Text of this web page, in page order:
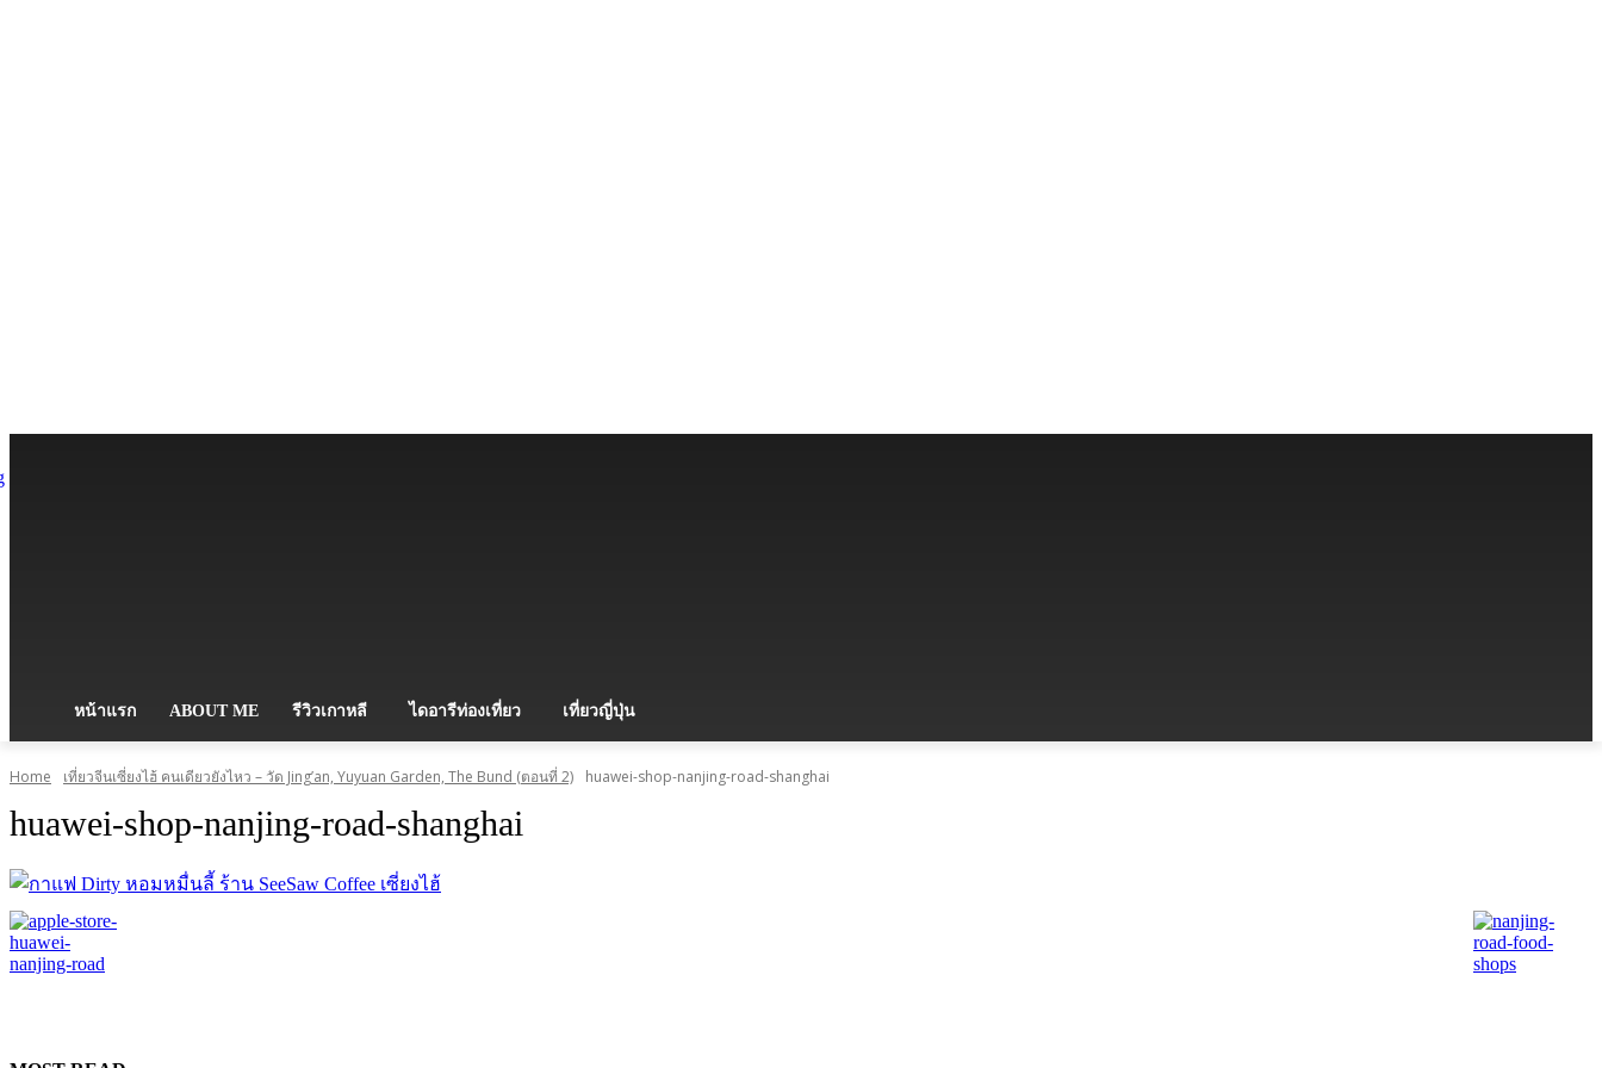
หน้าแรก ABOUT ME รีวิวเกาหลี ไดอารีท่องเที่ยว เที่ยวญี่ปุ่น
Home เที่ยวจีนเซี่ยงไฮ้ คนเดียวยังไหว – วัด Jing’an, Yuyuan Garden, The Bund (ตอนที่ 2) huawei-shop-nanjing-road-shanghai
huawei-shop-nanjing-road-shanghai